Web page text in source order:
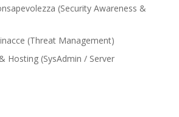
(Security Awareness &
(Threat Management)
Hosting (SysAdmin / Server